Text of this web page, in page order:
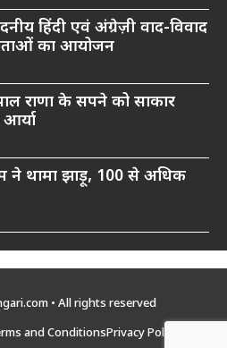
हिंदी एवं अंग्रेज़ी वाद-विवाद
का आयोजन
राणा के सपने को साकार
ने थामा झाड़ू, 100 से अधिक
• All rights reserved
and ConditionsPrivacy Policy